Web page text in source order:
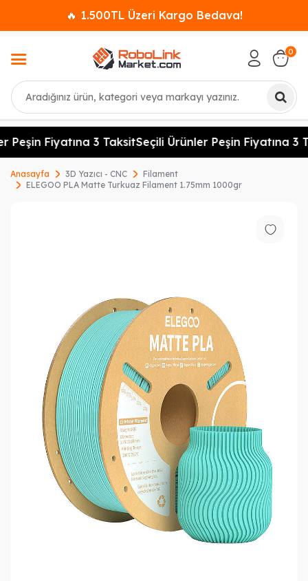
🔥 1.500TL Üzeri Kargo Bedava!
Ara
0
Peşin Fiyatına 3 TaksitSeçili Ürünler Peşin Fiyatına 3
Anasayfa 3D Yazıcı - CNC
Filament
ELEGOO PLA Matte Turkuaz Filament 1.75mm 1000gr